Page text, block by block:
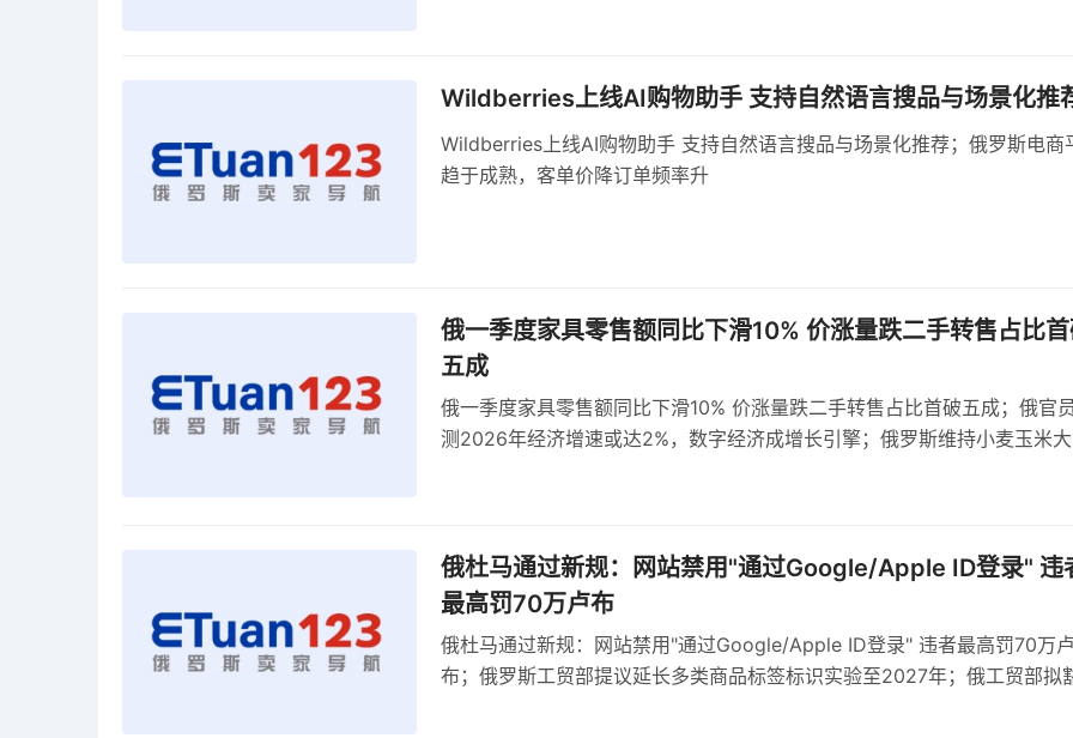
Wildberries上线AI购物助手 支持自然语言搜品与场景化推
Wildberries上线AI购物助手 支持自然语言搜品与场景化推荐；俄罗斯电商
趋于成熟，客单价降订单频率升
俄一季度家具零售额同比下滑10% 价涨量跌二手转售占比
五成
俄一季度家具零售额同比下滑10% 价涨量跌二手转售占比首破五成；俄官
测2026年经济增速或达2%，数字经济成增长引擎；俄罗斯维持小麦玉米
俄杜马通过新规：网站禁用"通过Google/Apple ID登录" 违
最高罚70万卢布
俄杜马通过新规：网站禁用"通过Google/Apple ID登录" 违者最高罚70万
布；俄罗斯工贸部提议延长多类商品标签标识实验至2027年；俄工贸部拟